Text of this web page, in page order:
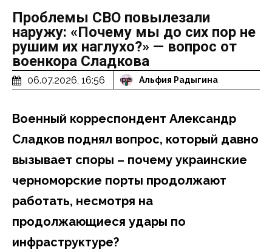
Проблемы СВО повылезали
наружу: «Почему мы до сих пор не
рушим их наглухо?» — вопрос от
военкора Сладкова
06.07.2026, 16:56 Альфия Радыгина
Военный корреспондент Александр
Сладков поднял вопрос, который давно
вызывает споры – почему украинские
черноморские порты продолжают
работать, несмотря на
продолжающиеся удары по
инфраструктуре?